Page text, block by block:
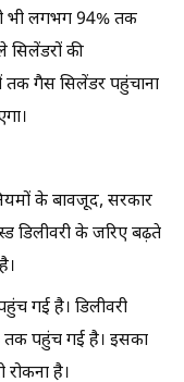
भी लगभग 94% तक
सिलेंडरों की
तक गैस सिलेंडर पहुंचाना
के बावजूद, सरकार
डिलीवरी के जरिए बढ़ते
गई है। डिलीवरी
पहुंच गई है। इसका
रोकना है।